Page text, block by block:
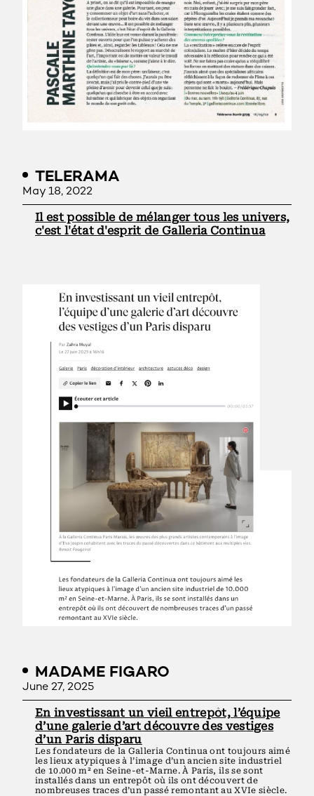
TELERAMA
May 18, 2022
Il est possible de mélanger tous les univers,
c'est l'état d'esprit de Galleria Continua
MADAME FIGARO
June 27, 2025
En investissant un vieil entrepôt, l’équipe
d’une galerie d’art découvre des vestiges
d’un Paris disparu
Les fondateurs de la Galleria Continua ont toujours aimé
les lieux atypiques à l’image d’un ancien site industriel
de 10.000 m² en Seine-et-Marne. À Paris, ils se sont
installés dans un entrepôt où ils ont découvert de
nombreuses traces d’un passé remontant au XVIe siècle.